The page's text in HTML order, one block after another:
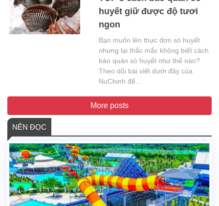
huyết giữ được độ tươi
ngon
Bạn muốn lên thực đơn sò huyết
nhưng lại thắc mắc không biết cách
bảo quản sò huyết như thế nào?
Theo dõi bài viết dưới đây của
NuChinh để...
More posts
NÊN ĐỌC